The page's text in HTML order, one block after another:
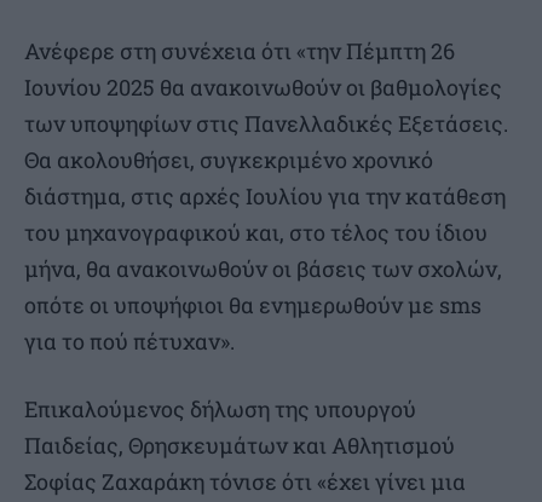
Ανέφερε στη συνέχεια ότι «την Πέμπτη 26
Ιουνίου 2025 θα ανακοινωθούν οι βαθμολογίες
των υποψηφίων στις Πανελλαδικές Εξετάσεις.
Θα ακολουθήσει, συγκεκριμένο χρονικό
διάστημα, στις αρχές Ιουλίου για την κατάθεση
του μηχανογραφικού και, στο τέλος του ίδιου
μήνα, θα ανακοινωθούν οι βάσεις των σχολών,
οπότε οι υποψήφιοι θα ενημερωθούν με sms
για το πού πέτυχαν».
Επικαλούμενος δήλωση της υπουργού
Παιδείας, Θρησκευμάτων και Αθλητισμού
Σοφίας Ζαχαράκη τόνισε ότι «έχει γίνει μια